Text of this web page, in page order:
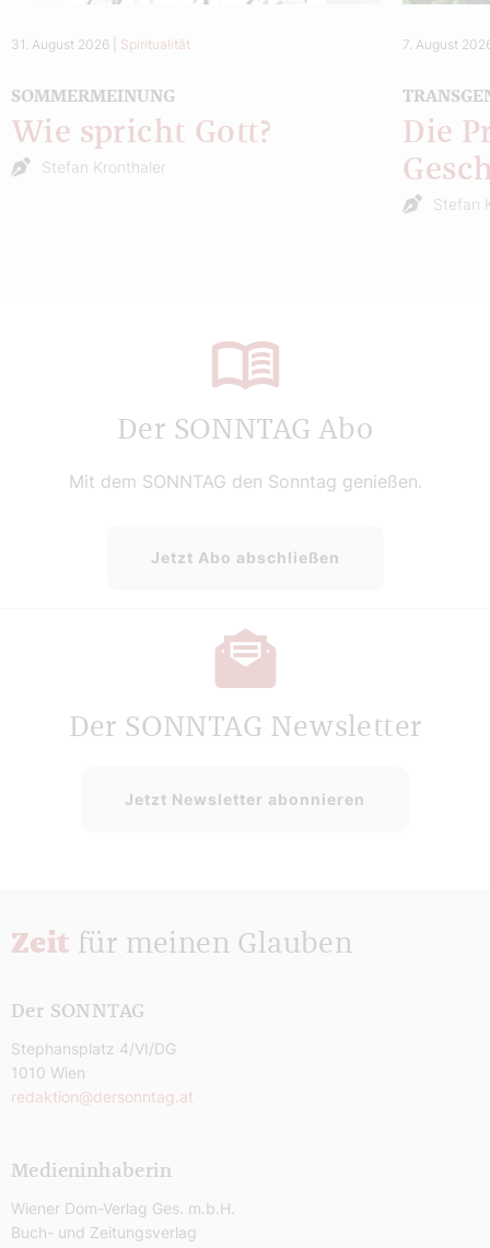
31. August 2026 Spiritualität
SOMMERMEINUNG
Wie spricht Gott?
Stefan Kronthaler
7. August
Die
Stefan
Der SONNTAG Abo
Mit dem SONNTAG den Sonntag genießen.
Jetzt Abo abschließen
Der SONNTAG Newsletter
Jetzt Newsletter abonnieren
Zeit für meinen Glauben
Der SONNTAG
Stephansplatz 4/VI/DG
1010 Wien
redaktion@dersonntag.at
Medieninhaberin
Wiener Dom-Verlag Ges. m.b.H.
Buch- und Zeitungsverlag